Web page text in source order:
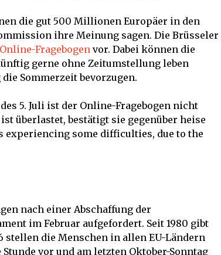
die gut 500 Millionen Europäer in den
ihre Meinung sagen. Die Brüsseler
Online-Fragebogen vor. Dabei können die
gerne ohne Zeitumstellung leben
Sommerzeit bevorzugen.
des 5. Juli ist der Online-Fragebogen nicht
überlastet, bestätigt sie gegenüber heise
experiencing some difficulties, due to the
nach einer Abschaffung der
im Februar aufgefordert. Seit 1980 gibt
stellen die Menschen in allen EU-Ländern
vor und am letzten Oktober-Sonntag